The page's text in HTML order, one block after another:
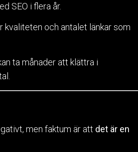
SEO i flera år.
kvaliteten och antalet länkar som
ta månader att klättra i
men faktum är att det är en